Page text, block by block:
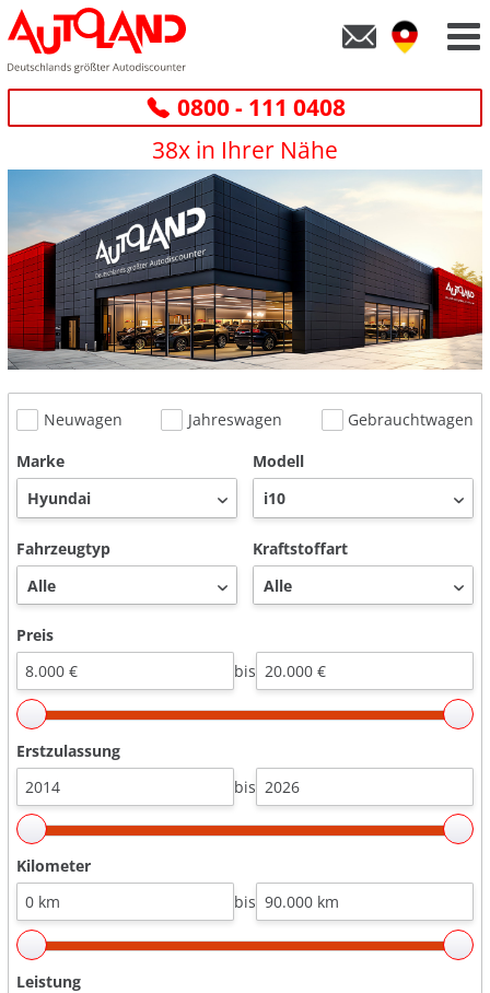
0800 - 111 0408
38x in Ihrer Nähe
Neuwagen Jahreswagen
Gebrauchtwagen
Marke
Modell
Fahrzeugtyp Kraftstoffart
Preis
bis
Erstzulassung
bis
Kilometer
bis
Leistung